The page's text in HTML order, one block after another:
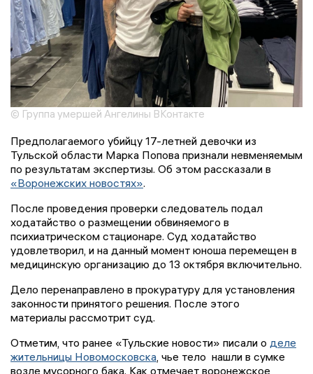
© Группа умершей Ангелины ВКонтакте
Предполагаемого убийцу 17-летней девочки из
Тульской области Марка Попова признали невменяемым
по результатам экспертизы. Об этом рассказали в
«Воронежских новостях».
После проведения проверки следователь подал
ходатайство о размещении обвиняемого в
психиатрическом стационаре. Суд ходатайство
удовлетворил, и на данный момент юноша перемещен в
медицинскую организацию до 13 октября включительно.
Дело перенаправлено в прокуратуру для установления
законности принятого решения. После этого
материалы рассмотрит суд.
Отметим, что ранее «Тульские новости» писали о деле
жительницы Новомосковска , чье тело нашли в сумке
возле мусорного бака. Как отмечает воронежское